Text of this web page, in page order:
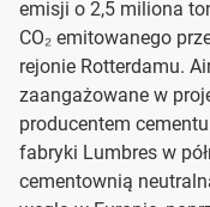
emisji o 2,5 miliona
CO₂ emitowanego
rejonie Rotterdamu.
zaangażowane w
producentem
fabryki Lumbres w
cementownią